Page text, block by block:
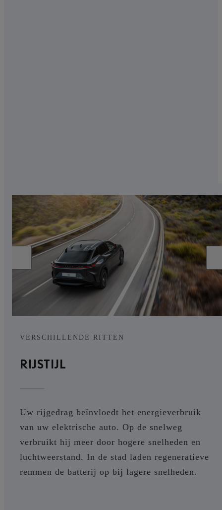
VERSCHILLENDE RITTEN
RIJSTIJL
Uw rijgedrag beïnvloedt het energieverbruik
van uw elektrische auto. Op de snelweg
verbruikt hij meer door hogere snelheden en
luchtweerstand. In de stad laden regeneratieve
remmen de batterij op bij lagere snelheden.